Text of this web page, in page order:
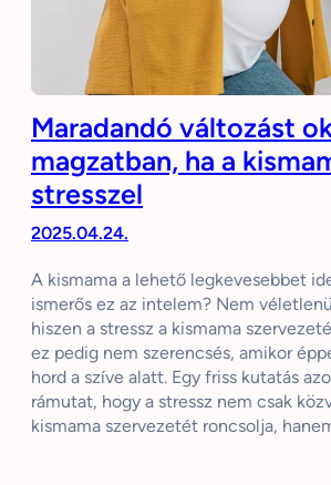
Maradandó változást
magzatban, ha a
stresszel
2025.04.24.
A kismama a lehető legkevesebbet
ismerős ez az intelem? Nem
hiszen a stressz a kismama
ez pedig nem szerencsés, amikor
hord a szíve alatt. Egy friss kutatás
rámutat, hogy a stressz nem csak
kismama szervezetét roncsolja,